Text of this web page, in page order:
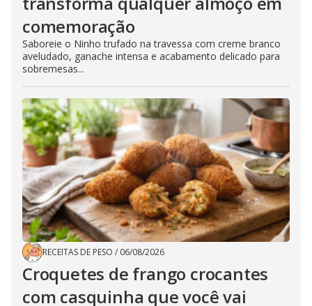
comemoração
Saboreie o Ninho trufado na travessa com creme branco
aveludado, ganache intensa e acabamento delicado para
sobremesas...
RECEITAS DE PESO / 06/08/2026
Croquetes de frango crocantes
com casquinha que você vai